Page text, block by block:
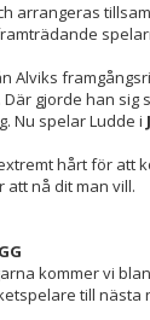
arrangeras
Alviks
gjorde han
Nu spelar Ludde i
hårt för att
att nå dit man vill.
kommer vi
till nästa